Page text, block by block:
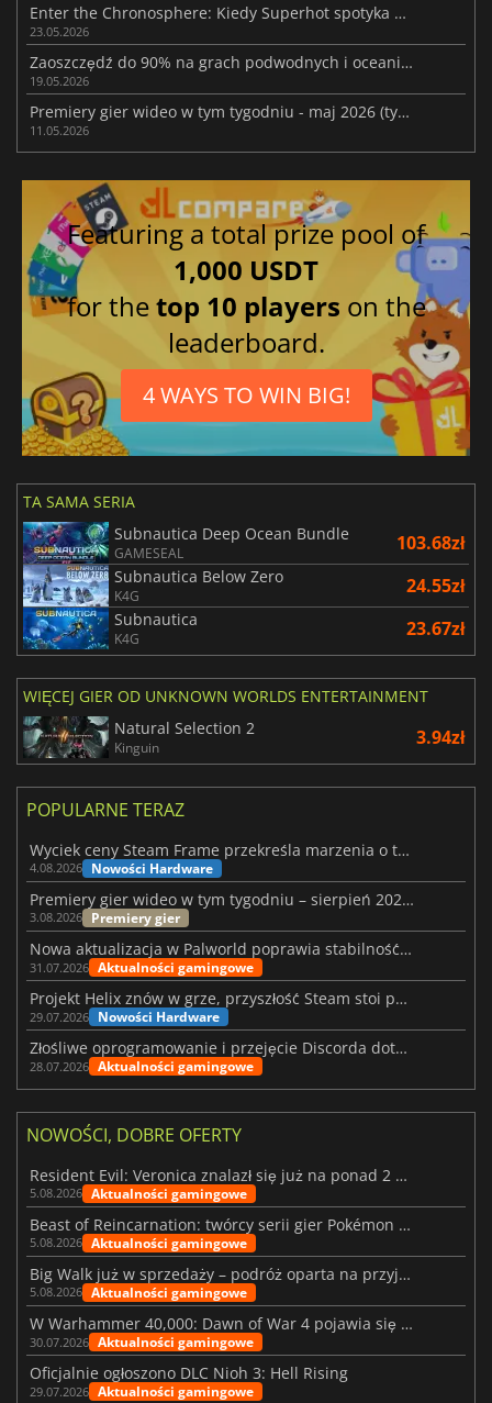
Enter the Chronosphere: Kiedy Superhot spotyka Bullet Hell
23.05.2026
Zaoszczędź do 90% na grach podwodnych i oceanicznych w Steam Ocean Fest
19.05.2026
Premiery gier wideo w tym tygodniu - maj 2026 (tydzień 20)
11.05.2026
Featuring a total prize pool of
1,000 USDT
for thetop 10 players on the
leaderboard.
4 WAYS TO WIN BIG!
TA SAMA SERIA
Subnautica Deep Ocean Bundle
GAMESEAL 103.68zł
Subnautica Below Zero
K4G 24.55zł
Subnautica
K4G 23.67zł
WIĘCEJ GIER OD UNKNOWN WORLDS ENTERTAINMENT
Natural Selection 2
Kinguin 3.94zł
POPULARNE TERAZ
Wyciek ceny Steam Frame przekreśla marzenia o tanim zestawie VR
4.08.2026 Nowości Hardware
Premiery gier wideo w tym tygodniu – sierpień 2026 r. (32. tydzień)
3.08.2026 Premiery gier
Nowa aktualizacja w Palworld poprawia stabilność Sunreach i walk z bossami
31.07.2026 Aktualności gamingowe
Projekt Helix znów w grze, przyszłość Steam stoi pod znakiem zapytania
29.07.2026 Nowości Hardware
Złośliwe oprogramowanie i przejęcie Discorda dotknęły Meccha Chameleon
28.07.2026 Aktualności gamingowe
NOWOŚCI, DOBRE OFERTY
Resident Evil: Veronica znalazł się już na ponad 2 milionach list życzeń
5.08.2026 Aktualności gamingowe
Beast of Reincarnation: twórcy serii gier Pokémon wkraczają na nową ścieżkę
5.08.2026 Aktualności gamingowe
Big Walk już w sprzedaży – podróż oparta na przyjaźni
5.08.2026 Aktualności gamingowe
W Warhammer 40,000: Dawn of War 4 pojawia się frakcja Nekronów
30.07.2026 Aktualności gamingowe
Oficjalnie ogłoszono DLC Nioh 3: Hell Rising
29.07.2026 Aktualności gamingowe